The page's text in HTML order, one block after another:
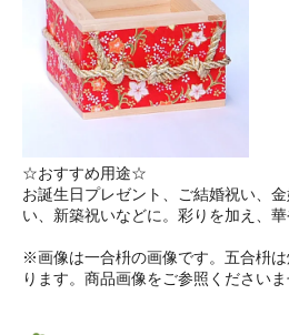
☆おすすめ用途☆
お誕生日プレゼント、ご結婚祝い、
い、新築祝いなどに。彩りを加え、華
※画像は一合枡の画像です。五合枡
ります。商品画像をご参照くださいま